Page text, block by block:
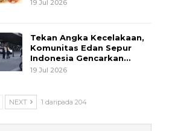
19 Jul 2026
Tekan Angka Kecelakaan,
Komunitas Edan Sepur
Indonesia Gencarkan…
19 Jul 2026
NEXT 1 daripada 204